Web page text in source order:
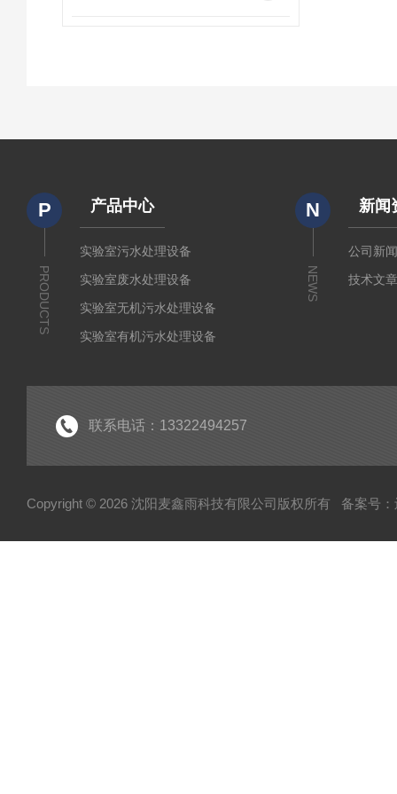
P
PRODUCTS
产品中心
实验室污水处理设备
实验室废水处理设备
实验室无机污水处理设备
实验室有机污水处理设备
生活污水处理设备系列
废气处理设备系列
N
NEWS
新闻
公司新
技术文
联系电话：13322494257
Copyright © 2026 沈阳麦鑫雨科技有限公司版权所有 备案号